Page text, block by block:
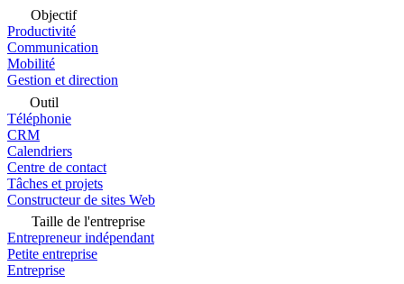
Objectif
Productivité
Communication
Mobilité
Gestion et direction
Outil
Téléphonie
CRM
Calendriers
Centre de contact
Tâches et projets
Constructeur de sites Web
Taille de l'entreprise
Entrepreneur indépendant
Petite entreprise
Entreprise